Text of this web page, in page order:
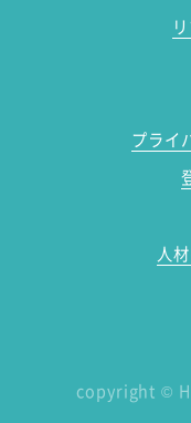
プライ
人
copyright ©